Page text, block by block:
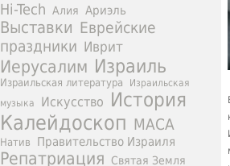
Hi-Tech Алия Ариэль
Выставки Еврейские
праздники Иврит
Иерусалим Израиль
Израильская литература
Израильская
музыка
Искусство История
Калейдоскоп МАСА
Натив Правительство Израиля
Репатриация
Святая Земля